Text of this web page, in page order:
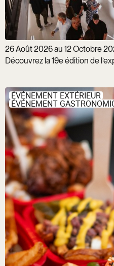
26 Août 2026 au 12 Octobre
Découvrez la 19e édition de
ÉVÉNEMENT EXTÉRIEUR
ÉVÉNEMENT